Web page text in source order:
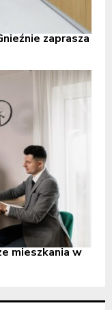
zaprasza
mieszkania w